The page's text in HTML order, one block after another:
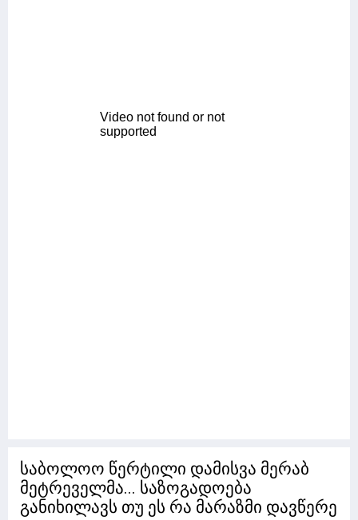
საბოლოო წერტილი დამისვა მერაბ
მეტრეველმა... საზოგადოება
განიხილავს თუ ეს რა მარაზმი დავწერე